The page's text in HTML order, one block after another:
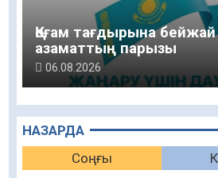
НАЗАРДА
Соңғы
Қоғам тағдырына
азаматтың парызы
06.08.2026